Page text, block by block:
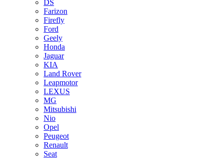
DS
Farizon
Firefly
Ford
Geely
Honda
Jaguar
KIA
Land Rover
Leapmotor
LEXUS
MG
Mitsubishi
Nio
Opel
Peugeot
Renault
Seat